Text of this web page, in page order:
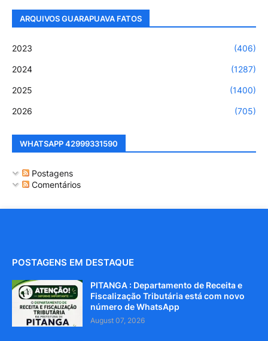
ARQUIVOS GUARAPUAVA FATOS
2023 (406)
2024 (1287)
2025 (1400)
2026 (705)
WHATSAPP 42999331590
Postagens
Comentários
POSTAGENS EM DESTAQUE
PITANGA : Departamento de Receita e
Fiscalização Tributária está com novo
número de WhatsApp
August 07, 2026